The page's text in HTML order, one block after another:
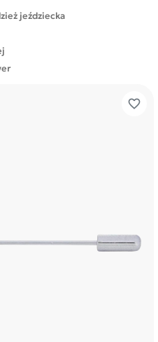
jeździecka
favorite_border